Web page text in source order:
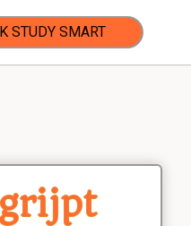
STUDY SMART